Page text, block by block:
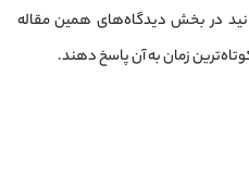
در بخش دیدگاه‌های همین مقاله
زمان به آن پاسخ دهند.